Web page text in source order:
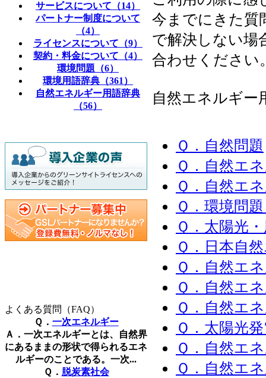
サービスについて（14）
パートナー制度について
（4）
ライセンスについて（9）
契約・料金について（4）
環境問題（6）
環境用語辞典（361）
自然エネルギー用語辞典
（56）
よくある質問（FAQ）
Ｑ． 一次エネルギー
Ａ．一次エネルギーとは、自然界
にあるままの形状で得られるエネ
ルギーのことである。一次...
Ｑ． 脱炭素社会
今までにきた質
で解決しない場
合わせください
自然エネルギー
Ｑ．自然問題
Ｑ．自然エ
Ｑ．自然エ
Ｑ．環境問
Ｑ．太陽光
Ｑ．日本自
Ｑ．自然エ
Ｑ．自然エ
Ｑ．自然エ
Ｑ．太陽光
Ｑ．自然エ
Ｑ．自然エ